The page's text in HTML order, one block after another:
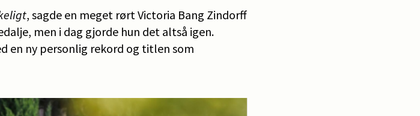
, sagde en meget rørt Victoria Bang Zindorff
men i dag gjorde hun det altså igen.
en ny personlig rekord og titlen som